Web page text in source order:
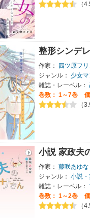
（
整形シンデ
作家：
四ツ原フリ
ジャンル：
少女
雑誌・レーベル：
巻数： 1～7巻
（
小説 家政夫
作家： 藤咲あゆな
ジャンル： 小説
雑誌・レーベル：
巻数： 1～2巻
（